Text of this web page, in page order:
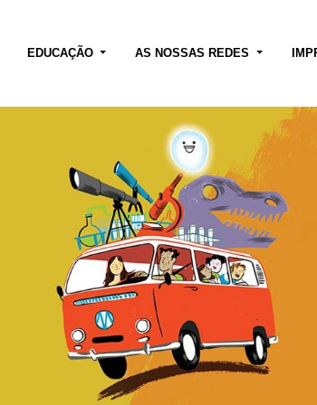
EDUCAÇÃO AS NOSSAS REDES